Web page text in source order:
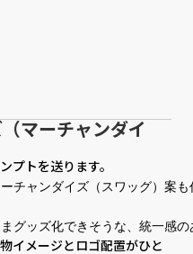
マーチャンダイ
プトを送ります。
チャンダイズ（スワッグ）案
グッズ化できそうな、統一感
イメージとロゴ配置がひと